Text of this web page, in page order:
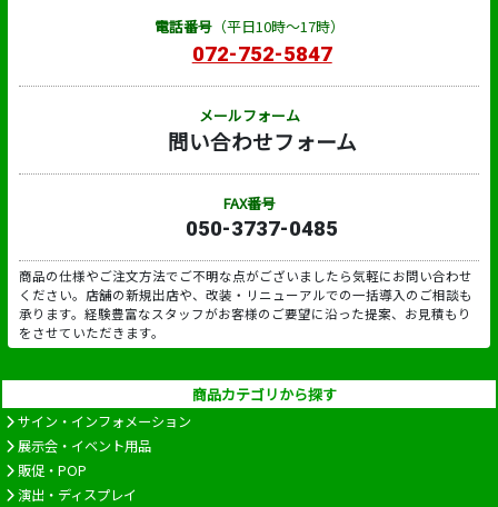
電話番号（平日10時～17時）
072-752-5847
メールフォーム
問い合わせフォーム
FAX番号
050-3737-0485
商品の仕様やご注文方法でご不明な点がございましたら気軽にお問い合わせ
ください。店舗の新規出店や、改装・リニューアルでの一括導入のご相談も
承ります。経験豊富なスタッフがお客様のご要望に沿った提案、お見積もり
をさせていただきます。
商品カテゴリから探す
サイン・インフォメーション
展示会・イベント用品
販促・POP
演出・ディスプレイ